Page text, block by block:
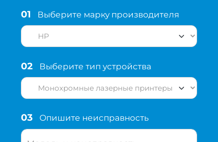
01 Выберите марку производителя
02 Выберите тип устройства
03 Опишите неисправность